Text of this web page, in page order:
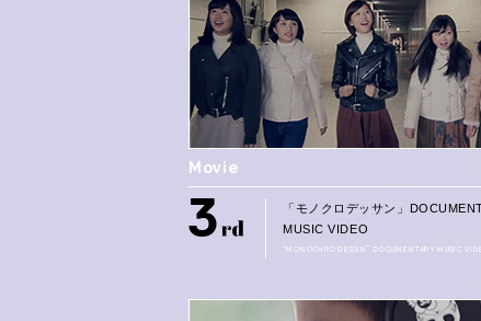
Movie
「モノクロデッサン」
MUSIC VIDEO
“MONOCHRO DESSIN” DOCUMENTARY MUSIC